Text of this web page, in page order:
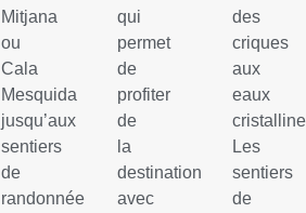
Mitjana
ou
Cala
Mesquida
jusqu’aux
sentiers
de
randonnée
qui
permet
de
profiter
de
la
destination
avec
des
criques
aux
eaux
Les
sentiers
de